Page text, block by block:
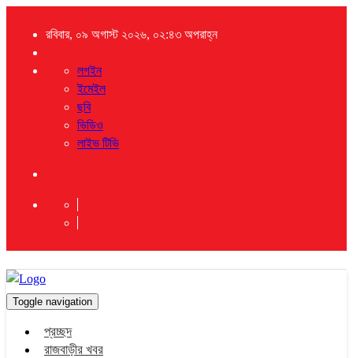
রবিবার, ০৯ অগাস্ট ২০২৬, ০২:৪৩ অপরাহ্ন
লগইন
ইমেইল
ছবি
ভিডিও
লাইভ টিভি
Toggle navigation
প্রচ্ছদ
রাজবাড়ীর খবর